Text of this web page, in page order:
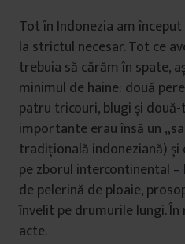
Tot în Indonezia am
la strictul necesar. Tot ce
trebuia să cărăm în spate,
minimul de haine: două
patru tricouri, blugi și două-
importante erau însă un
tradițională indoneziană)
pe zborul intercontinental
de pelerină de ploaie,
învelit pe drumurile lungi.
acte.